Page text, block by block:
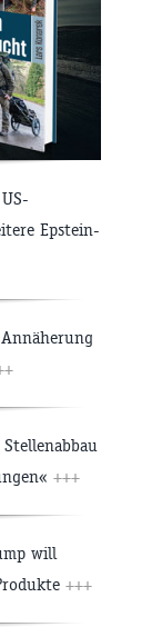
Epstein-
+++
will
+++